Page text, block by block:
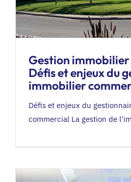
Gestion
Défis et enjeux du
immobilier
Défis et enjeux du
commercial La gestion de